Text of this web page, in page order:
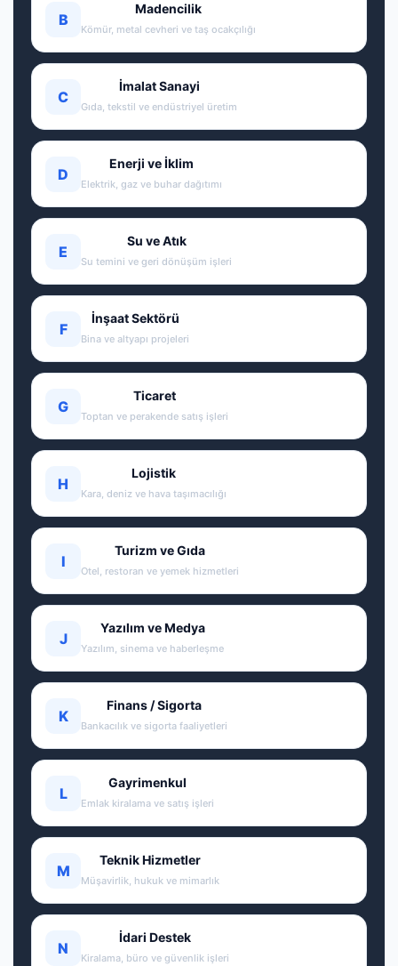
B
Madencilik
Kömür, metal cevheri ve taş ocakçılığı
C
İmalat Sanayi
Gıda, tekstil ve endüstriyel üretim
D
Enerji ve İklim
Elektrik, gaz ve buhar dağıtımı
E
Su ve Atık
Su temini ve geri dönüşüm işleri
F
İnşaat Sektörü
Bina ve altyapı projeleri
G
Ticaret
Toptan ve perakende satış işleri
H
Lojistik
Kara, deniz ve hava taşımacılığı
I
Turizm ve Gıda
Otel, restoran ve yemek hizmetleri
J
Yazılım ve Medya
Yazılım, sinema ve haberleşme
K
Finans / Sigorta
Bankacılık ve sigorta faaliyetleri
L
Gayrimenkul
Emlak kiralama ve satış işleri
M
Teknik Hizmetler
Müşavirlik, hukuk ve mimarlık
N
İdari Destek
Kiralama, büro ve güvenlik işleri